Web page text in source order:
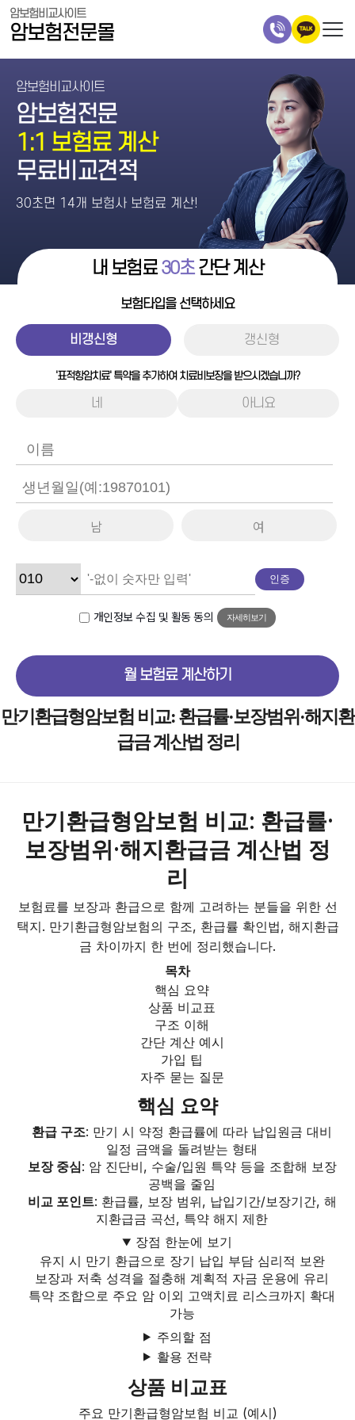
암보험비교사이트
암보험전문몰
암보험비교사이트
암보험전문
1:1 보험료 계산
무료비교견적
30초면 14개 보험사 보험료 계산!
내 보험료30초간단 계산
보험타입을 선택하세요
비갱신형 갱신형
'표적항암치료' 특약을 추가하여 치료비보장을 받으시겠습니까?
네 아니요
남 여
인증
개인정보 수집 및 활동 동의 자세히보기
월 보험료 계산하기
만기환급형암보험 비교: 환급률·보장범위·해지환
급금 계산법 정리
만기환급형암보험 비교: 환급률·
보장범위·해지환급금 계산법 정
리
보험료를 보장과 환급으로 함께 고려하는 분들을 위한 선
택지. 만기환급형암보험의 구조, 환급률 확인법, 해지환급
금 차이까지 한 번에 정리했습니다.
목차
핵심 요약
상품 비교표
구조 이해
간단 계산 예시
가입 팁
자주 묻는 질문
핵심 요약
환급 구조: 만기 시 약정 환급률에 따라 납입원금 대비
일정 금액을 돌려받는 형태
보장 중심: 암 진단비, 수술/입원 특약 등을 조합해 보장
공백을 줄임
비교 포인트: 환급률, 보장 범위, 납입기간/보장기간, 해
지환급금 곡선, 특약 해지 제한
장점 한눈에 보기
유지 시 만기 환급으로 장기 납입 부담 심리적 보완
보장과 저축 성격을 절충해 계획적 자금 운용에 유리
특약 조합으로 주요 암 이외 고액치료 리스크까지 확대
가능
주의할 점
활용 전략
상품 비교표
주요 만기환급형암보험 비교 (예시)